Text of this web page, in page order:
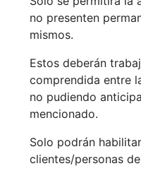
no presenten
mismos.
Estos deberán
comprendida entre
no pudiendo
mencionado.
Solo podrán
clientes/personas